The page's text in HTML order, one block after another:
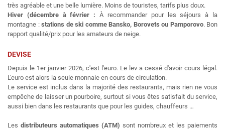
très agréable et une belle lumière. Moins de touristes, tarifs plus doux.
Hiver (décembre à février :À recommander pour les séjours à la
montagne : stations de ski comme Bansko, Borovets ou Pamporovo. Bon
rapport qualité/prix pour les amateurs de neige.
DEVISE
Depuis le 1er janvier 2026, c'est l'euro. Le lev a cessé d'avoir cours légal.
L'euro est alors la seule monnaie en cours de circulation.
Le service est inclus dans la majorité des restaurants, mais rien ne vous
empêche de laisser un pourboire, surtout si vous êtes satisfait du service,
aussi bien dans les restaurants que pour les guides, chauffeurs …
Les distributeurs automatiques (ATM) sont nombreux et les paiements